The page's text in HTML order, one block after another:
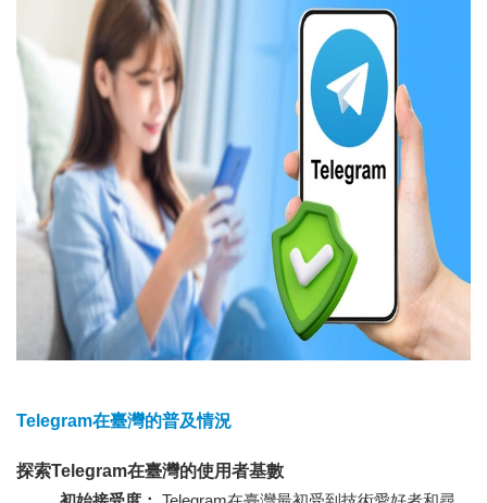
Telegram在臺灣的普及情況
探索Telegram在臺灣的使用者基數